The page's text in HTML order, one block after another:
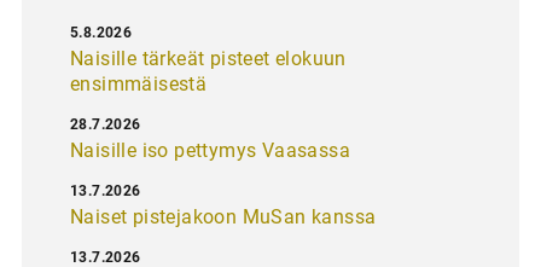
Naisille tärkeät pisteet elokuun
ensimmäisestä
5.8.2026
Naisille iso pettymys Vaasassa
28.7.2026
Naiset pistejakoon MuSan kanssa
13.7.2026
13.7.2026